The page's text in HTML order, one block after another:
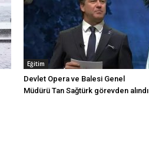
Eğitim
Devlet Opera ve Balesi Genel
Müdürü Tan Sağtürk görevden alındı